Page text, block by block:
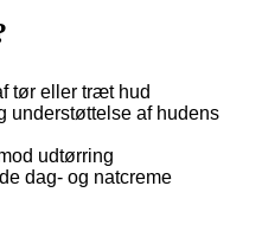
tør eller træt hud
understøttelse af hudens
udtørring
dag- og natcreme